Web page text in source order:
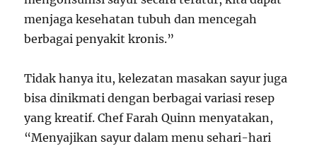
menjaga kesehatan tubuh dan mencegah
berbagai penyakit kronis.”
Tidak hanya itu, kelezatan masakan sayur juga
bisa dinikmati dengan berbagai variasi resep
yang kreatif. Chef Farah Quinn menyatakan,
“Menyajikan sayur dalam menu sehari-hari